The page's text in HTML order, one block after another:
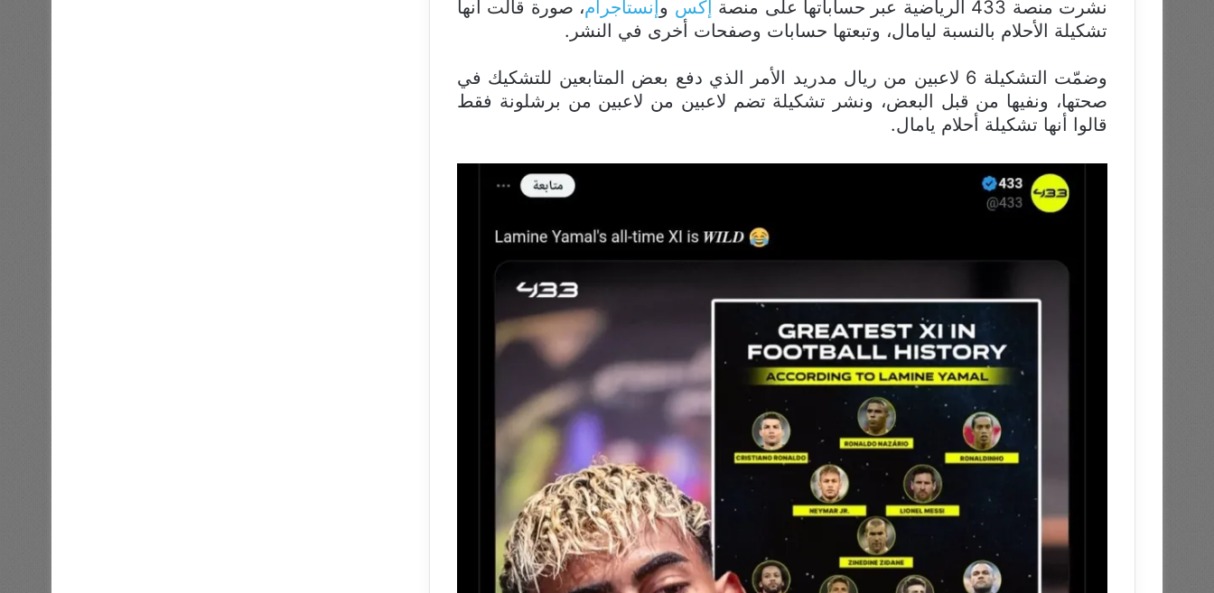
نشرت منصة 433 الرياضية عبر حساباتها على منصة إكس وإنستاجرام، صورة قالت أنها
تشكيلة الأحلام بالنسبة ليامال، وتبعتها حسابات وصفحات أخرى في النشر.
وضمّت التشكيلة 6 لاعبين من ريال مدريد الأمر الذي دفع بعض المتابعين للتشكيك في
صحتها، ونفيها من قبل البعض، ونشر تشكيلة تضم لاعبين من لاعبين من برشلونة فقط
قالوا أنها تشكيلة أحلام يامال.